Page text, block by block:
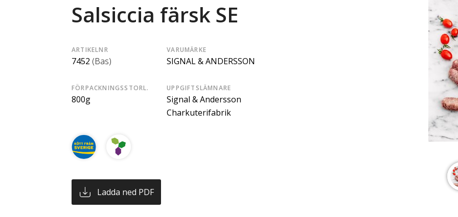
Salsiccia färsk SE
ARTIKELNR
7452 (Bas)
VARUMÄRKE
SIGNAL & ANDERSSON
FÖRPACKNINGSSTORL.
800g
UPPGIFTSLÄMNARE
Signal & Andersson
Charkuterifabrik
Ladda ned PDF